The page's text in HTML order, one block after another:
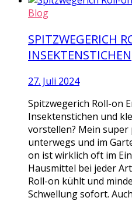
Blog
SPITZWEGERICH
INSEKTENSTICHEN
27. Juli 2024
Spitzwegerich Roll-on
Insektenstichen und
vorstellen? Mein
unterwegs und im
on ist wirklich oft im
Hausmittel bei jeder
Roll-on kühlt und
Schwellung sofort.